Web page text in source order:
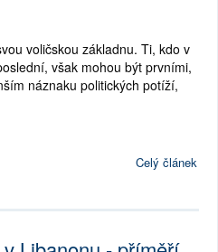
voličskou základnu. Ti, kdo v
však mohou být prvními,
náznaku politických potíží,
Celý článek